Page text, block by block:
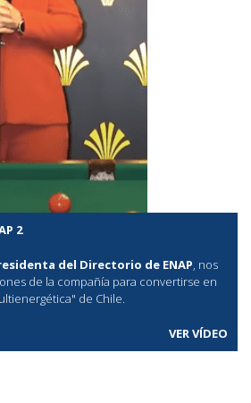
2
del Directorio de ENAP , nos
de la compañía para convertirse en
de Chile.
VER VÍDEO